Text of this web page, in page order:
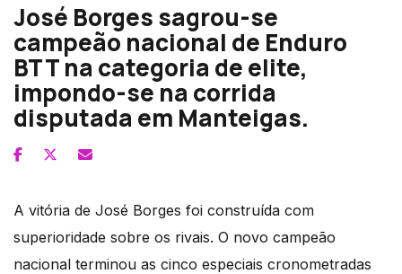
José Borges sagrou-se
campeão nacional de Enduro
BTT na categoria de elite,
impondo-se na corrida
disputada em Manteigas.
A vitória de José Borges foi construída com
superioridade sobre os rivais. O novo campeão
nacional terminou as cinco especiais cronometradas